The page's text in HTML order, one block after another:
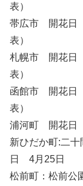
表）
帯広市 開花日
表）
札幌市 開花日
表）
函館市 開花日
表）
浦河町 開花日
新ひだか町:二
日 4月25日
松前町：松前